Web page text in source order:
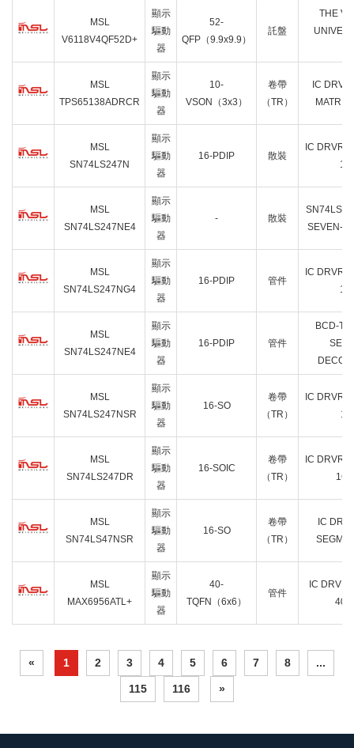
MSL
V6118V4QF52D+
顯示
驅動
器
52-
QFP（9.9x9.9）
託盤
THE
MSL
TPS65138ADRCR
顯示
驅動
器
10-
VSON（3x3）
卷帶
（TR）
IC
MATRIX
MSL
SN74LS247N
顯示
驅動
器
16-PDIP 散裝
IC DRVR
MSL
SN74LS247NE4
顯示
驅動
器
- 散裝
SEVEN-
MSL
SN74LS247NG4
顯示
驅動
器
16-PDIP 管件
IC DRVR
MSL
SN74LS247NE4
顯示
驅動
器
16-PDIP 管件
BCD-
MSL
SN74LS247NSR
顯示
驅動
器
16-SO
卷帶
（TR）
IC DRVR
MSL
SN74LS247DR
顯示
驅動
器
16-SOIC
卷帶
（TR）
IC DRVR
MSL
SN74LS47NSR
顯示
驅動
器
16-SO
卷帶
（TR）
IC
MSL
MAX6956ATL+
顯示
驅動
器
40-
TQFN（6x6）
管件
IC DRVR
« 1 2 3 4 5 6 7 8 ...
115 116 »